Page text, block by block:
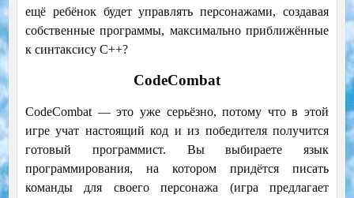
ещё ребёнок будет управлять персонажами, создавая
собственные программы, максимально приближённые
к синтаксису С++?
CodeCombat
CodeCombat — это уже серьёзно, потому что в этой
игре учат настоящий код и из победителя получится
готовый программист. Вы выбираете язык
программирования, на котором придётся писать
команды для своего персонажа (игра предлагает